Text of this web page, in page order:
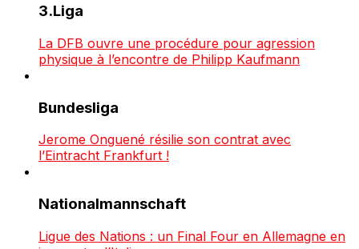
3.Liga
La DFB ouvre une procédure pour agression
physique à l’encontre de Philipp Kaufmann
Bundesliga
Jerome Onguené résilie son contrat avec
l’Eintracht Frankfurt !
Nationalmannschaft
Ligue des Nations : un Final Four en Allemagne en